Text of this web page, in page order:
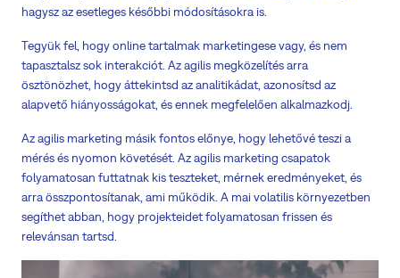
hagysz az esetleges későbbi módosításokra is.
Tegyük fel, hogy online tartalmak marketingese vagy, és nem
tapasztalsz sok interakciót. Az agilis megközelítés arra
ösztönözhet, hogy áttekintsd az analitikádat, azonosítsd az
alapvető hiányosságokat, és ennek megfelelően alkalmazkodj.
Az agilis marketing másik fontos előnye, hogy lehetővé teszi a
mérés és nyomon követését. Az agilis marketing csapatok
folyamatosan futtatnak kis teszteket, mérnek eredményeket, és
arra összpontosítanak, ami működik. A mai volatilis környezetben
segíthet abban, hogy projekteidet folyamatosan frissen és
relevánsan tartsd.